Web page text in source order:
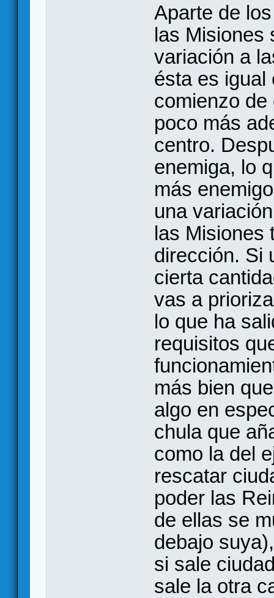
Aparte de
las Misiones
variación a
ésta es igual
comienzo
poco más
centro.
enemiga, lo
más
una
las Misiones
dirección. Si
cierta
vas a
lo que ha
requisitos
más bien
algo en
chula que
como la del
rescatar
poder las
de ellas se
debajo
si sale
sale la otra